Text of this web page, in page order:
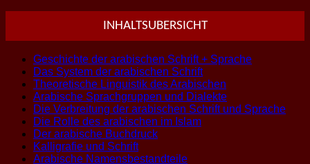
INHALTSUBERSICHT
Geschichte der arabischen Schrift + Sprache
Das System der arabischen Schrift
Theoretische Linguistik des Arabischen
Arabische Sprachgruppen und Dialekte
Die Verbreitung der arabischen Schrift und Sprache
Die Rolle des arabischen im Islam
Der arabische Buchdruck
Kalligrafie und Schrift
Arabische Namensbestandteile